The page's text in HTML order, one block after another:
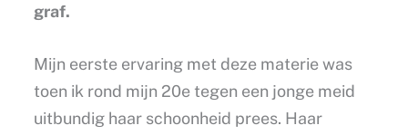
graf.
Mijn eerste ervaring met deze materie was
toen ik rond mijn 20e tegen een jonge meid
uitbundig haar schoonheid prees. Haar